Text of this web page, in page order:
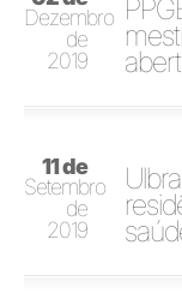
Dezembro
de
2019
11 de
Setembro
de
2019